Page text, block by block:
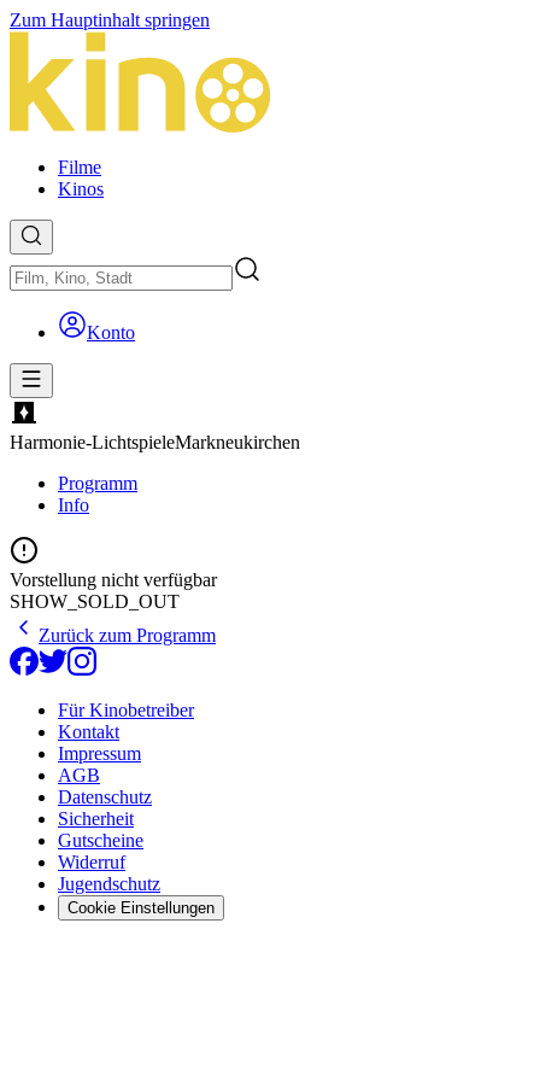
Zum Hauptinhalt springen
Filme
Kinos
Konto
Harmonie-LichtspieleMarkneukirchen
Programm
Info
Vorstellung nicht verfügbar
SHOW_SOLD_OUT
Zurück zum Programm
Für Kinobetreiber
Kontakt
Impressum
AGB
Datenschutz
Sicherheit
Gutscheine
Widerruf
Jugendschutz
Cookie Einstellungen